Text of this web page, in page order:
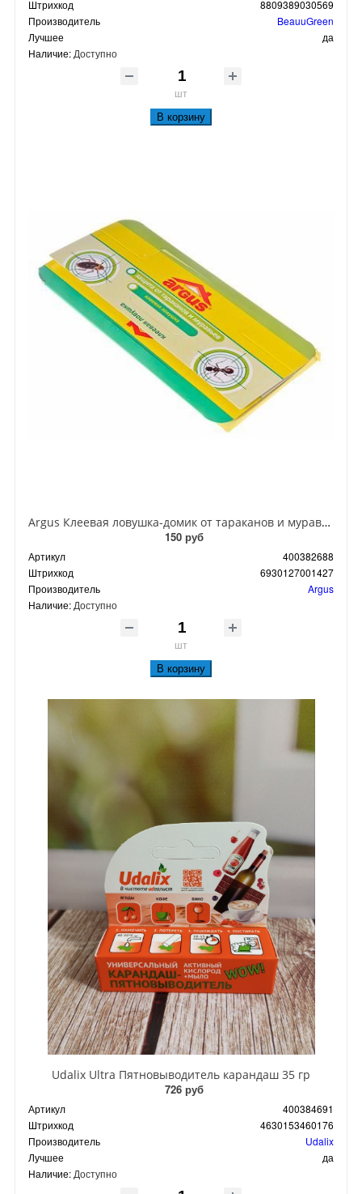
Штрихкод
8809389030569
Производитель
BeauuGreen
Лучшее
да
Наличие: Доступно
шт
В корзину
Argus Клеевая ловушка-домик от тараканов и муравьев
150 руб
Артикул
400382688
Штрихкод
6930127001427
Производитель
Argus
Наличие: Доступно
шт
В корзину
Udalix Ultra Пятновыводитель карандаш 35 гр
726 руб
Артикул
400384691
Штрихкод
4630153460176
Производитель
Udalix
Лучшее
да
Наличие: Доступно